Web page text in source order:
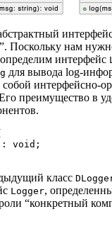
Поскольку нам
интерфейс
для вывода log-
собой интерфейсно-
преимущество в
void;
класс
Logger,
роли “конкретный